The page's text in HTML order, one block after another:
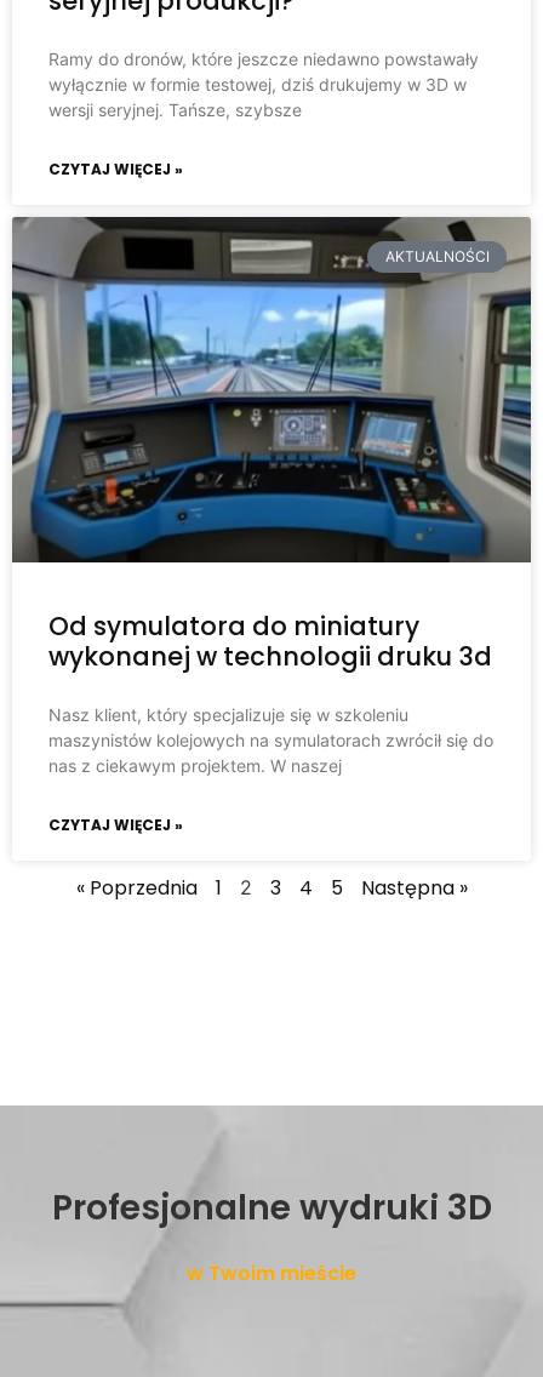
Ramy do dronów, które jeszcze niedawno powstawały
wyłącznie w formie testowej, dziś drukujemy w 3D w
wersji seryjnej. Tańsze, szybsze
CZYTAJ WIĘCEJ »
AKTUALNOŚCI
Od symulatora do miniatury
wykonanej w technologii druku 3d
Nasz klient, który specjalizuje się w szkoleniu
maszynistów kolejowych na symulatorach zwrócił się do
nas z ciekawym projektem. W naszej
CZYTAJ WIĘCEJ »
« Poprzednia 1 2 3 4 5 Następna »
Profesjonalne wydruki 3D
w Twoim mieście